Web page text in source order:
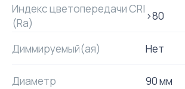
Индекс цветопередачи CRI
(Ra)
>80
Диммируемый(ая) Нет
Диаметр 90 мм